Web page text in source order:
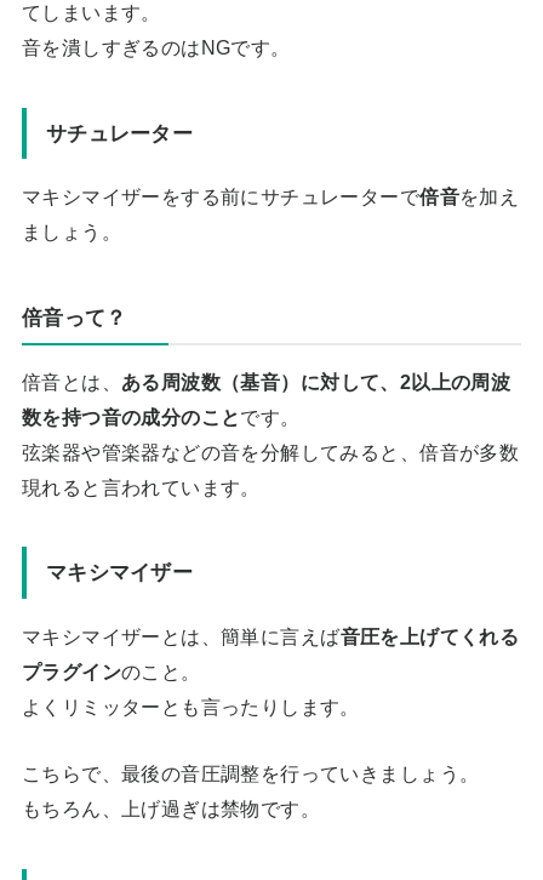
てしまいます。
音を潰しすぎるのはNGです。
サチュレーター
マキシマイザーをする前にサチュレーターで倍音を加え
ましょう。
倍音って？
倍音とは、 ある周波数（基音）に対して、2以上の周波
数を持つ音の成分のことです。
弦楽器や管楽器などの音を分解してみると、倍音が多数
現れると言われています。
マキシマイザー
マキシマイザーとは、簡単に言えば音圧を上げてくれる
プラグインのこと。
よくリミッターとも言ったりします。
こちらで、最後の音圧調整を行っていきましょう。
もちろん、上げ過ぎは禁物です。